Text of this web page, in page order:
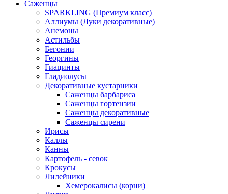
Саженцы
SPARKLING (Премиум класс)
Аллиумы (Луки декоративные)
Анемоны
Астильбы
Бегонии
Георгины
Гиацинты
Гладиолусы
Декоративные кустарники
Саженцы барбариса
Саженцы гортензии
Саженцы декоративные
Саженцы сирени
Ирисы
Каллы
Канны
Картофель - севок
Крокусы
Лилейники
Хемерокалисы (корни)